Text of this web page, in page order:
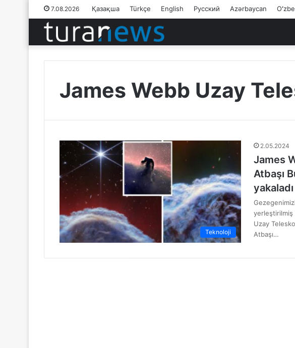
7.08.2026 Қазақша Türkçe English Русский Azərbaycan
James Webb Uzay
Teknoloji
2.05.2024
James
Atbaşı
yakaladı
yerleştirilmiş
Uzay
Atbaşı…